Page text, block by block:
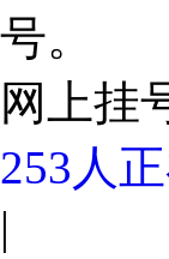
号。
网上挂
253 人
|